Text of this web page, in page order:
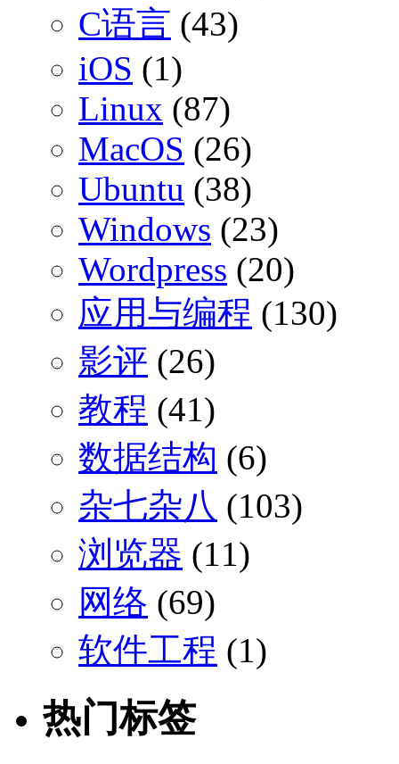
C语言 (43)
iOS (1)
Linux (87)
MacOS (26)
Ubuntu (38)
Windows (23)
Wordpress (20)
应用与编程 (130)
影评 (26)
教程 (41)
数据结构 (6)
杂七杂八 (103)
浏览器 (11)
网络 (69)
软件工程 (1)
热门标签